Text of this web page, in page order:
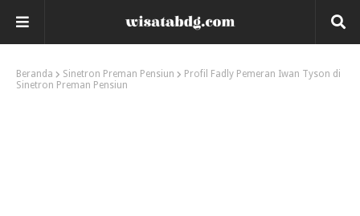
Beranda Sinetron Preman Pensiun
Profil Fadly Pemeran Iwan Tyson di
Sinetron Preman Pensiun